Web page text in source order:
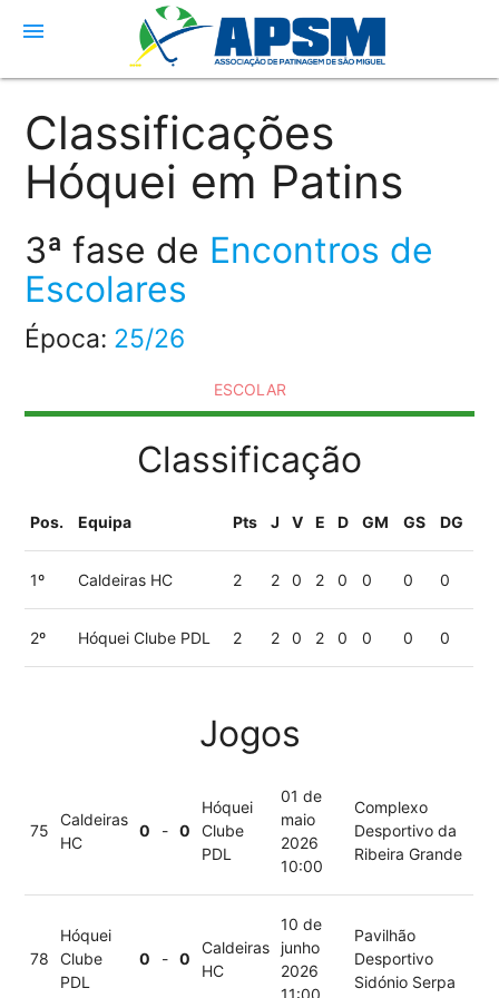
menu
Classificações
Hóquei em Patins
3ª fase de Encontros de
Escolares
Época: 25/26
ESCOLAR
Classificação
Pos. Equipa Pts J V E D GM GS DG
1º Caldeiras HC 2 2 0 2 0 0 0 0
2º Hóquei Clube PDL 2 2 0 2 0 0 0 0
Jogos
75
Caldeiras
HC
0 - 0
Hóquei
Clube
PDL
01 de
maio
2026
10:00
Complexo
Desportivo da
Ribeira Grande
78
Hóquei
Clube
PDL
0 - 0
Caldeiras
HC
10 de
junho
2026
11:00
Pavilhão
Desportivo
Sidónio Serpa